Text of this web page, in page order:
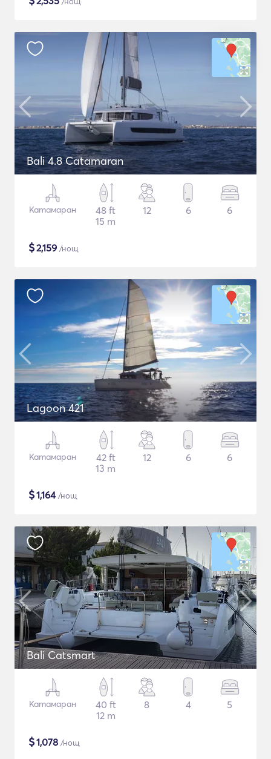
Bali 4.8 Catamaran
Катамаран
48 ft
15 m
12 6 6
$2,159 /нощ
Lagoon 421
Катамаран
42 ft
13 m
12 6 6
$1,164/нощ
Bali Catsmart
Катамаран
40 ft
12 m
8 4 5
$1,078 /нощ